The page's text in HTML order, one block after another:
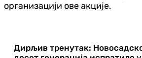
организацији ове акције.
Дирљив тренутак: